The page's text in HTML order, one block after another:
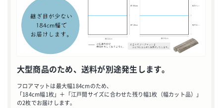
お買い物を続ける
大型商品のため、送料が別途発生します。
フロアマットは最大幅184cmのため、
「184cm幅1枚」＋「江戸間サイズに合わせた残り幅1枚（幅カット品）」
の2枚でお届けします。